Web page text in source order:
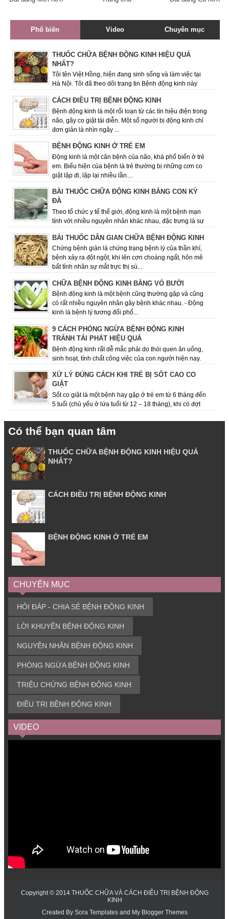
Phổ biến Video Chuyên mục
THUỐC CHỮA BỆNH ĐỘNG KINH HIỆU QUẢ
NHẤT?
Tôi tên Việt Hồng, hiện đang sinh sống và làm việc tại
Hà Nội. Tôi đã theo dõi trang tin Bệnh động kinh này
CÁCH ĐIỀU TRỊ BỆNH ĐỘNG KINH
Bệnh động kinh là một rối loạn từ các tín hiệu điện trong
não, gây co giật tái diễn. Một số người bị động kinh chỉ
đơn giản là nhìn ngây ...
BỆNH ĐỘNG KINH Ở TRẺ EM
Động kinh là một căn bệnh của não, khá phổ biến ở trẻ
em. Biểu hiện của bệnh là trẻ thường bị những cơn co
giật lặp đi, lặp lại nhiều lần....
BÀI THUỐC CHỮA ĐỘNG KINH BẰNG CON KỲ
ĐÀ
Theo tổ chức y tế thế giới, động kinh là một bệnh mạn
tính với nhiều nguyên nhân khác nhau­­­­­, đặc trưng là sự
BÀI THUỐC DÂN GIAN CHỮA BỆNH ĐỘNG KINH
Chứng bệnh giản là chứng trạng bệnh lý của thần khí,
bệnh xảy ra đột ngột, khi lên cơn choáng ngất, hôn mê
bất tỉnh nhân sự mắt trực thị sù...
CHỮA BỆNH ĐỘNG KINH BẰNG VỎ BƯỞI
Bệnh động kinh là một bệnh cũng thường gặp và cũng
có rất nhiều nguyên nhân gây bệnh khác nhau. - Động
kinh là bệnh lý tương đối phổ...
9 CÁCH PHÒNG NGỪA BỆNH ĐỘNG KINH
TRÁNH TÁI PHÁT HIỆU QUẢ
Bệnh động kinh rất dễ mắc phải do thói quen ăn uống,
sinh hoạt, tính chất công việc của con người hiện nay.
XỬ LÝ ĐÚNG CÁCH KHI TRẺ BỊ SỐT CAO CO
GIẬT
Sốt co giật là một bệnh hay gặp ở trẻ em từ 6 tháng đến
5 tuổi (chủ yếu ở lứa tuổi từ 12 – 18 tháng), khi có đợt
Có thể bạn quan tâm
THUỐC CHỮA BỆNH ĐỘNG KINH HIỆU QUẢ
NHẤT?
CÁCH ĐIỀU TRỊ BỆNH ĐỘNG KINH
BỆNH ĐỘNG KINH Ở TRẺ EM
CHUYÊN MỤC
HỎI ĐÁP - CHIA SẺ BỆNH ĐỘNG KINH
LỜI KHUYÊN BỆNH ĐỘNG KINH
NGUYÊN NHÂN BỆNH ĐỘNG KINH
PHÒNG NGỪA BỆNH ĐỘNG KINH
TRIỆU CHỨNG BỆNH ĐỘNG KINH
ĐIỀU TRỊ BỆNH ĐỘNG KINH
VIDEO
Copyright © 2014 THUỐC CHỮA VÀ CÁCH ĐIỀU TRỊ BỆNH ĐỘNG
KINH
Created By Sora Templatesand My Blogger Themes